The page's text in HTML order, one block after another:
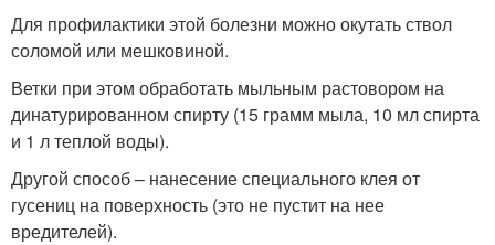
Для профилактики этой болезни можно окутать ствол
соломой или мешковиной.
Ветки при этом обработать мыльным растовором на
динатурированном спирту (15 грамм мыла, 10 мл спирта
и 1 л теплой воды).
Другой способ – нанесение специального клея от
гусениц на поверхность (это не пустит на нее
вредителей).